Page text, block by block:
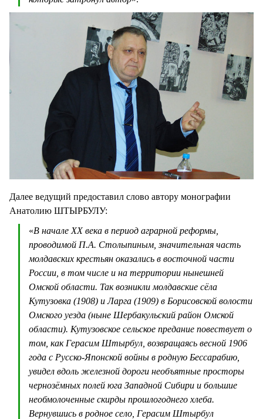
Далее ведущий предоставил слово автору монографии
Анатолию ШТЫРБУЛУ:
«В начале XX века в период аграрной реформы,
проводимой П.А. Столыпиным, значительная часть
молдавских крестьян оказались в восточной части
России, в том числе и на территории нынешней
Омской области. Так возникли молдавские сёла
Кутузовка (1908) и Ларга (1909) в Борисовской волости
Омского уезда (ныне Шербакульский район Омской
области). Кутузовское сельское предание повествует о
том, как Герасим Штырбул, возвращаясь весной 1906
года с Русско-Японской войны в родную Бессарабию,
увидел вдоль железной дороги необъятные просторы
чернозёмных полей юга Западной Сибири и большие
необмолоченные скирды прошлогоднего хлеба.
Вернувшись в родное село, Герасим Штырбул